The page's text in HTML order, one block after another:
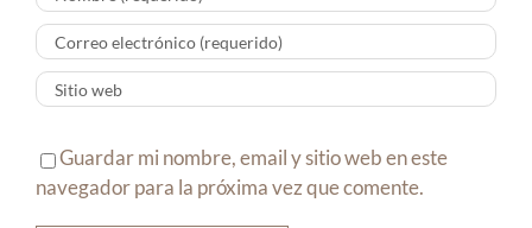
Guardar mi nombre, email y sitio web en este
navegador para la próxima vez que comente.